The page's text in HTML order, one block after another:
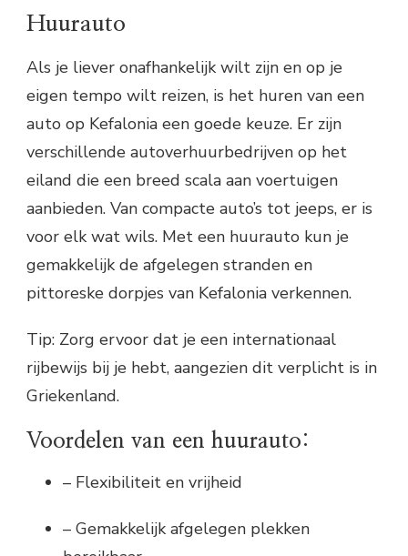
Huurauto
Als je liever onafhankelijk wilt zijn en op je
eigen tempo wilt reizen, is het huren van een
auto op Kefalonia een goede keuze. Er zijn
verschillende autoverhuurbedrijven op het
eiland die een breed scala aan voertuigen
aanbieden. Van compacte auto’s tot jeeps, er is
voor elk wat wils. Met een huurauto kun je
gemakkelijk de afgelegen stranden en
pittoreske dorpjes van Kefalonia verkennen.
Tip: Zorg ervoor dat je een internationaal
rijbewijs bij je hebt, aangezien dit verplicht is in
Griekenland.
Voordelen van een huurauto:
– Flexibiliteit en vrijheid
– Gemakkelijk afgelegen plekken